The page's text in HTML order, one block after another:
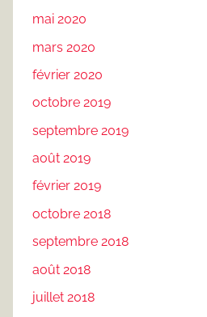
mai 2020
mars 2020
février 2020
octobre 2019
septembre 2019
août 2019
février 2019
octobre 2018
septembre 2018
août 2018
juillet 2018